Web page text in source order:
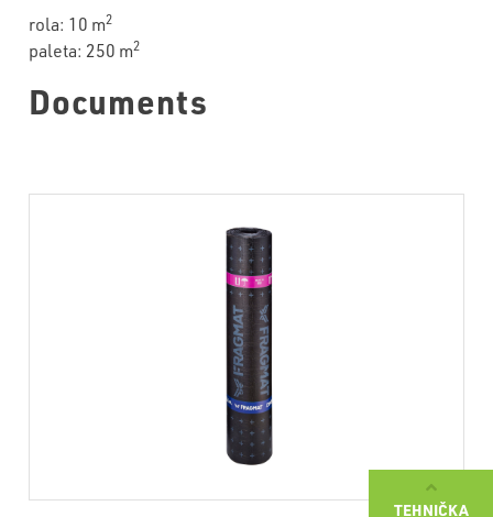
TEHNIČKA
rola: 10 m2
paleta: 250 m2
Documents